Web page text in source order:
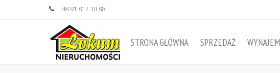
+48 91 812 30 88
STRONA GŁÓWNA SPRZEDAŻ WYNAJEM